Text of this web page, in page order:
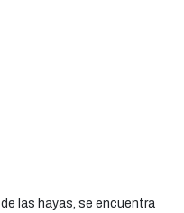
las hayas, se encuentra